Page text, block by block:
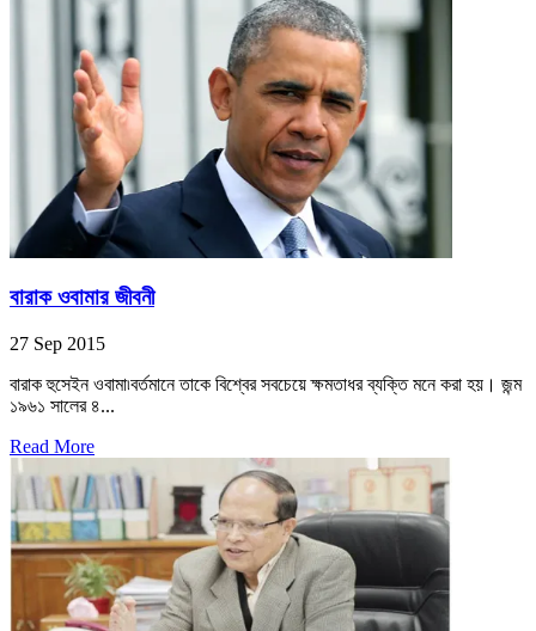
বারাক ওবামার জীবনী
27 Sep 2015
বারাক হুসেইন ওবামা৷বর্তমানে তাকে বিশ্বের সবচেয়ে ক্ষমতাধর ব্যক্তি মনে করা হয়। জন্ম
১৯৬১ সালের ৪...
Read More